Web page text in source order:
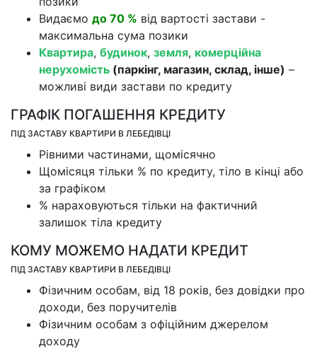
Видаємо до 70 % від вартості застави -
максимальна сума позики
Квартира, будинок, земля, комерційна
нерухомість (паркінг, магазин, склад, інше) –
можливі види застави по кредиту
ГРАФІК ПОГАШЕННЯ КРЕДИТУ
ПІД ЗАСТАВУ КВАРТИРИ В ЛЕБЕДІВЦІ
Рівними частинами, щомісячно
Щомісяця тільки % по кредиту, тіло в кінці або
за графіком
% нараховуються тільки на фактичний
залишок тіла кредиту
КОМУ МОЖЕМО НАДАТИ КРЕДИТ
ПІД ЗАСТАВУ КВАРТИРИ В ЛЕБЕДІВЦІ
Фізичним особам, від 18 років, без довідки про
доходи, без поручителів
Фізичним особам з офіційним джерелом
доходу